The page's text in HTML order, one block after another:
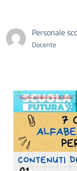
Personale
Docente